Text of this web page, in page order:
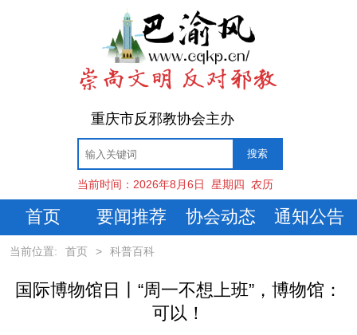
重庆市反邪教协会主办
当前时间： 2026年8月6日 星期四 农历
首页 要闻推荐 协会动态 通知公告
当前位置: 首页 > 科普百科
国际博物馆日丨“周一不想上班”，博物馆：
可以！